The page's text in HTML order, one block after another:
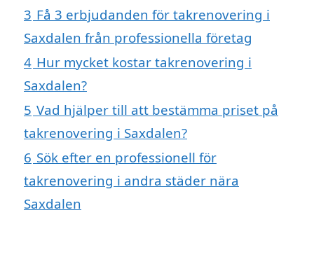
3 Få 3 erbjudanden för takrenovering i
Saxdalen från professionella företag
4 Hur mycket kostar takrenovering i
Saxdalen?
5 Vad hjälper till att bestämma priset på
takrenovering i Saxdalen?
6 Sök efter en professionell för
takrenovering i andra städer nära
Saxdalen